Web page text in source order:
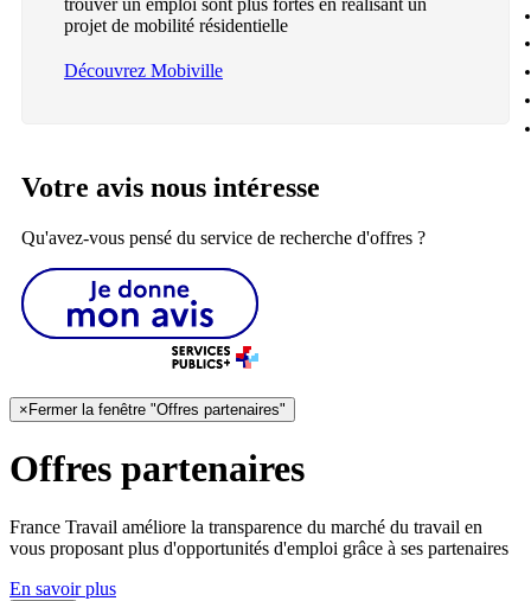
trouver un emploi sont plus fortes en réalisant un
projet de mobilité résidentielle
Découvrez Mobiville
Votre avis nous intéresse
Qu'avez-vous pensé du service de recherche d'offres ?
× Fermer la fenêtre "Offres partenaires"
Offres partenaires
France Travail améliore la transparence du marché du travail en
vous proposant plus d'opportunités d'emploi grâce à ses partenaires
En savoir plus